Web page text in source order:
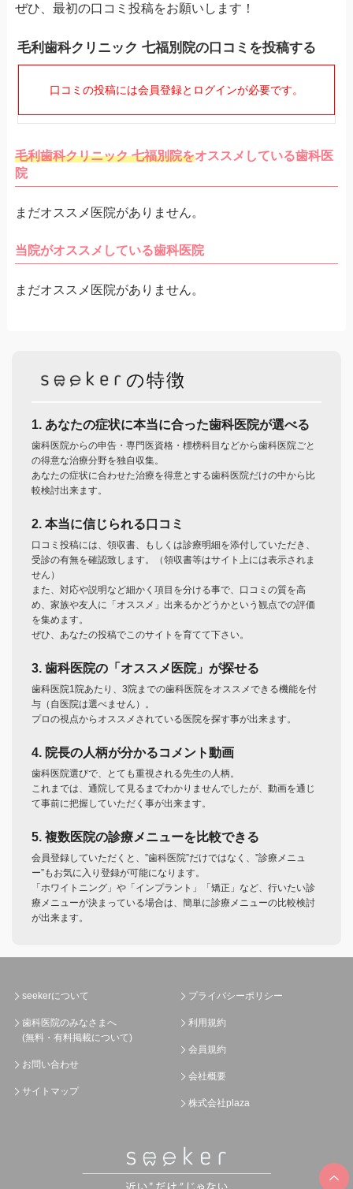
ぜひ、最初の口コミ投稿をお願いします！
毛利歯科クリニック 七福別院の口コミを投稿する
口コミの投稿には会員登録とログインが必要です。
毛利歯科クリニック 七福別院をオススメしている歯科医
院
まだオススメ医院がありません。
当院がオススメしている歯科医院
まだオススメ医院がありません。
の特徴
1. あなたの症状に本当に合った歯科医院が選べる
歯科医院からの申告・専門医資格・標榜科目などから歯科医院ごと
の得意な治療分野を独自収集。
あなたの症状に合わせた治療を得意とする歯科医院だけの中から比
較検討出来ます。
2. 本当に信じられる口コミ
口コミ投稿には、領収書、もしくは診療明細を添付していただき、
受診の有無を確認致します。（領収書等はサイト上には表示されま
せん）
また、対応や説明など細かく項目を分ける事で、口コミの質を高
め、家族や友人に「オススメ」出来るかどうかという観点での評価
を集めます。
ぜひ、あなたの投稿でこのサイトを育てて下さい。
3. 歯科医院の「オススメ医院」が探せる
歯科医院1院あたり、3院までの歯科医院をオススメできる機能を付
与（自医院は選べません）。
プロの視点からオススメされている医院を探す事が出来ます。
4. 院長の人柄が分かるコメント動画
歯科医院選びで、とても重視される先生の人柄。
これまでは、通院して見るまでわかりませんでしたが、動画を通じ
て事前に把握していただく事が出来ます。
5. 複数医院の診療メニューを比較できる
会員登録していただくと、”歯科医院”だけではなく、”診療メニュ
ー”もお気に入り登録が可能になります。
「ホワイトニング」や「インプラント」「矯正」など、行いたい診
療メニューが決まっている場合は、簡単に診療メニューの比較検討
が出来ます。
seekerについて
歯科医院のみなさまへ
(無料・有料掲載について)
お問い合わせ
サイトマップ
プライバシーポリシー
利用規約
会員規約
会社概要
株式会社plaza